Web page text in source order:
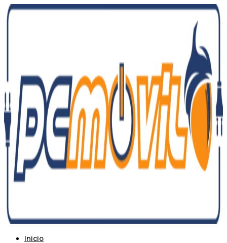
Ir
al
Inicio